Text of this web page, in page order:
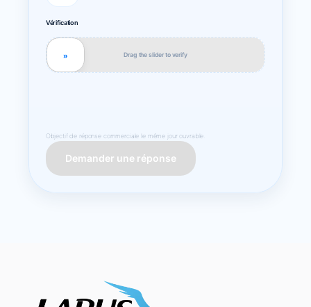
Vérification
Drag the slider to verify
»
Objectif de réponse commerciale le même jour ouvrable.
Demander une réponse